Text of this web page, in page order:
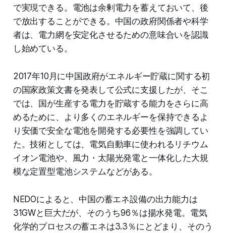
で実現できる。電池は余剰電力を蓄えておいて、後
で放出することができる。中国の政府関係者や科学
者は、電力網を安定化させるための意味合いを認識
し始めている。
2017年10月に中国政府がエネルギー貯蔵に関する初
の国家政策文書を発表して公式に支援したが、そこ
では、国が生産する電力を貯蔵する能力をさらに高
めるために、より多くのエネルギーを保持できるよ
り安価で安全な電池を開発する必要性を強調してい
た。技術としては、電気自動車に使われるリチウム
イオン電池や、風力・太陽光発電と一体化した大規
模な定置型電池システムなどがある。
NEDOによると、中国の蓄エネ設備の出力能力は
31GWと巨大だが、そのうち96％は揚水発電。電気
化学的プロセスの蓄エネは3.3％にとどまり、そのう